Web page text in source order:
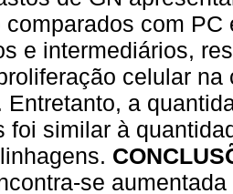
comparados com
e intermediários,
celular
Entretanto, a
foi similar à
se